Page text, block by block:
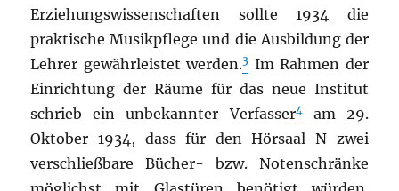
Erziehungswissenschaften sollte 1934 die
praktische Musikpflege und die Ausbildung der
Lehrer gewährleistet werden.3 Im Rahmen der
Einrichtung der Räume für das neue Institut
schrieb ein unbekannter Verfasser4am 29.
Oktober 1934, dass für den Hörsaal N zwei
verschließbare Bücher- bzw. Notenschränke